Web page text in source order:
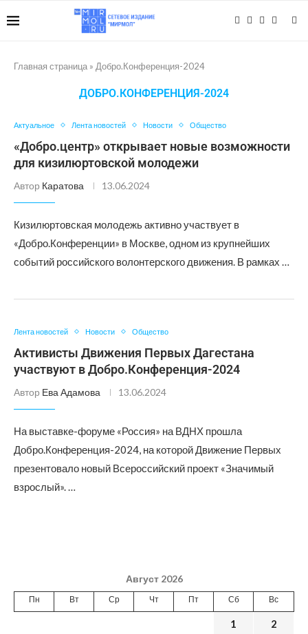
Главная страница » Добро.Конференция-2024
ДОБРО.КОНФЕРЕНЦИЯ-2024
Актуальное Лента новостей Новости Общество
«Добро.центр» открывает новые возможности
для кизилюртовской молодежи
Автор Каратова 13.06.2024
Кизилюртовская молодежь активно участвует в
«Добро.Конференции» в Москве, одном из крупнейших
событий российского волонтерского движения. В рамках …
Лента новостей Новости Общество
Активисты Движения Первых Дагестана
участвуют в Добро.Конференция-2024
Автор Ева Адамова 13.06.2024
На выставке-форуме «Россия» на ВДНХ прошла
Добро.Конференция-2024, на которой Движение Первых
презентовало новый Всероссийский проект «Значимый
взрослый». …
Август 2026
Пн Вт Ср Чт Пт Сб Вс
1
2